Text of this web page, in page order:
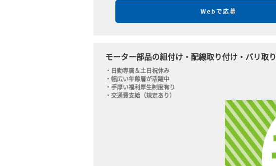
Webで応募
モーター部品の組付け・配線取り付け・バリ取
・日勤専属＆土日祝休み
・幅広い年齢層が活躍中
・手厚い福利厚生制度有り
・交通費支給（規定あり）